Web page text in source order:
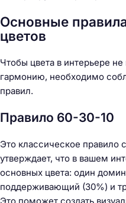
Основные
цветов
Чтобы цвета в интерьере
гармонию, необходимо
правил.
Правило 60-30-10
Это классическое правило
утверждает, что в вашем
основных цвета: один
поддерживающий (30%) и